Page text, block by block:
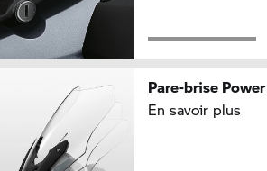
Pare-brise Power
En savoir plus